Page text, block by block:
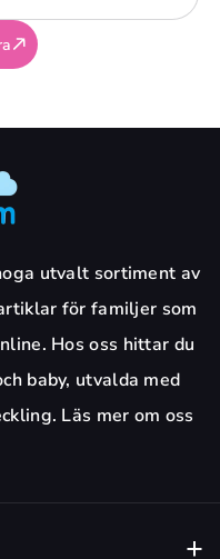
utvalt sortiment av
för familjer som
Hos oss hittar du
baby, utvalda med
Läs mer om oss